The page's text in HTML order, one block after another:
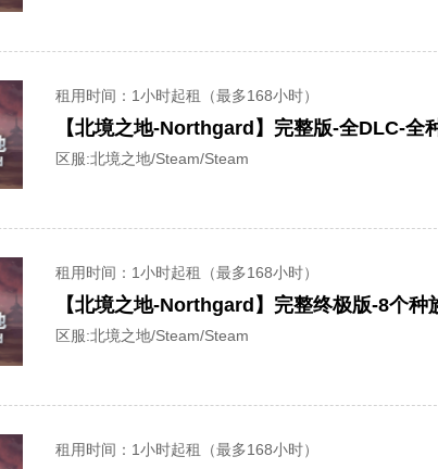
租用时间 ：1小时起租（最多168小时）
【北境之地-Northgard】完整版-全DLC-全
区服:北境之地/Steam/Steam
租用时间 ：1小时起租（最多168小时）
【北境之地-Northgard】完整终极版-8个种
区服:北境之地/Steam/Steam
租用时间 ：1小时起租（最多168小时）